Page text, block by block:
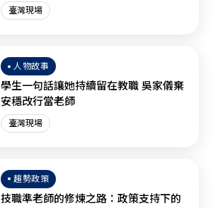
臺灣現場
人物故事
學生一句話讓她持續留在教職 吳家儀棄
安穩改行當老師
臺灣現場
趨勢政策
技職準老師的修煉之路：政策支持下的